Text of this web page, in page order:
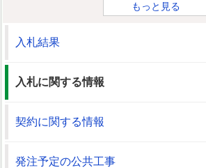
もっと見る
入札結果
入札に関する情報
契約に関する情報
発注予定の公共工事